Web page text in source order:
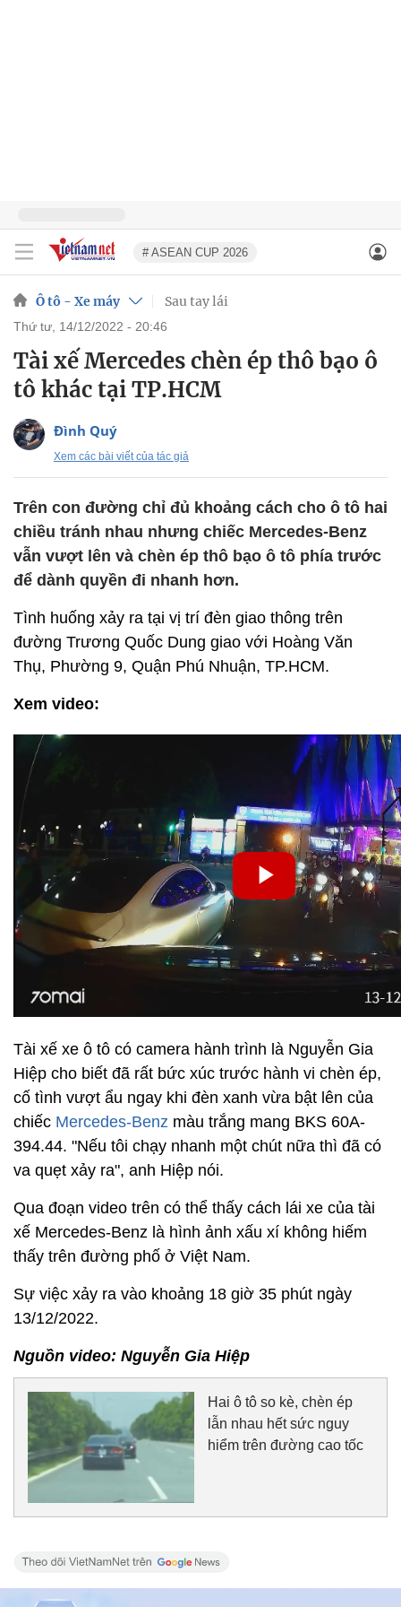
# ASEAN CUP 2026
Ô tô - Xe máy Sau tay lái
thứ tư, 14/12/2022 - 20:46
Tài xế Mercedes chèn ép thô bạo ô
tô khác tại TP.HCM
Đình Quý
Xem các bài viết của tác giả
Trên con đường chỉ đủ khoảng cách cho ô tô hai
chiều tránh nhau nhưng chiếc Mercedes-Benz
vẫn vượt lên và chèn ép thô bạo ô tô phía trước
để dành quyền đi nhanh hơn.
Tình huống xảy ra tại vị trí đèn giao thông trên
đường Trương Quốc Dung giao với Hoàng Văn
Thụ, Phường 9, Quận Phú Nhuận, TP.HCM.
Xem video:
Tài xế xe ô tô có camera hành trình là Nguyễn Gia
Hiệp cho biết đã rất bức xúc trước hành vi chèn ép,
cố tình vượt ẩu ngay khi đèn xanh vừa bật lên của
chiếc Mercedes-Benz màu trắng mang BKS 60A-
394.44. "Nếu tôi chạy nhanh một chút nữa thì đã có
va quẹt xảy ra", anh Hiệp nói.
Qua đoạn video trên có thể thấy cách lái xe của tài
xế Mercedes-Benz là hình ảnh xấu xí không hiếm
thấy trên đường phố ở Việt Nam.
Sự việc xảy ra vào khoảng 18 giờ 35 phút ngày
13/12/2022.
Nguồn video: Nguyễn Gia Hiệp
Hai ô tô so kè, chèn ép
lẫn nhau hết sức nguy
hiểm trên đường cao tốc